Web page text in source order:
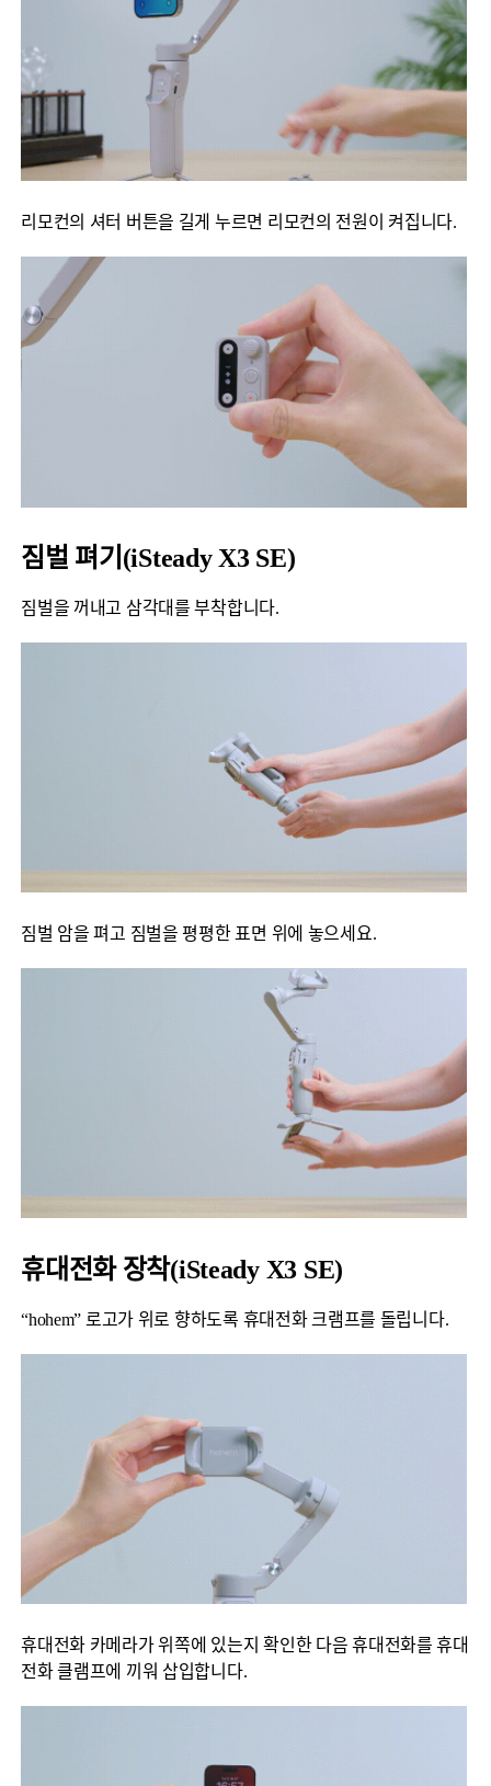
리모컨의 셔터 버튼을 길게 누르면 리모컨의 전원이 켜집니다.
짐벌 펴기(iSteady X3 SE)
짐벌을 꺼내고 삼각대를 부착합니다.
짐벌 암을 펴고 짐벌을 평평한 표면 위에 놓으세요.
휴대전화 장착(iSteady X3 SE)
“hohem” 로고가 위로 향하도록 휴대전화 크램프를 돌립니다.
휴대전화 카메라가 위쪽에 있는지 확인한 다음 휴대전화를 휴대
전화 클램프에 끼워 삽입합니다.